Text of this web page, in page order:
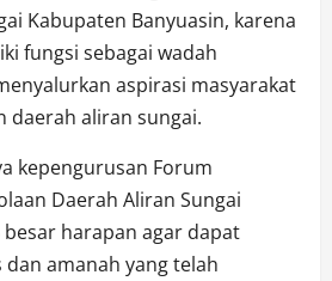
Kabupaten Banyuasin, karena
fungsi sebagai wadah
aspirasi masyarakat
daerah aliran sungai.
kepengurusan Forum
Daerah Aliran Sungai
besar harapan agar dapat
amanah yang telah